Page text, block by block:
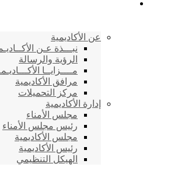
عن الأكاديمية
نبـــذة عـن
الرؤية والرسالة
مــــزايــا
مرافق الأكاديمية
مركز التحميلات
إدارة الأكاديمية
مجلس الأمناء
رئيس مجلس الأمناء
مجلس الأكاديمية
رئيس الأكاديمية
الهيكل التنظيمي